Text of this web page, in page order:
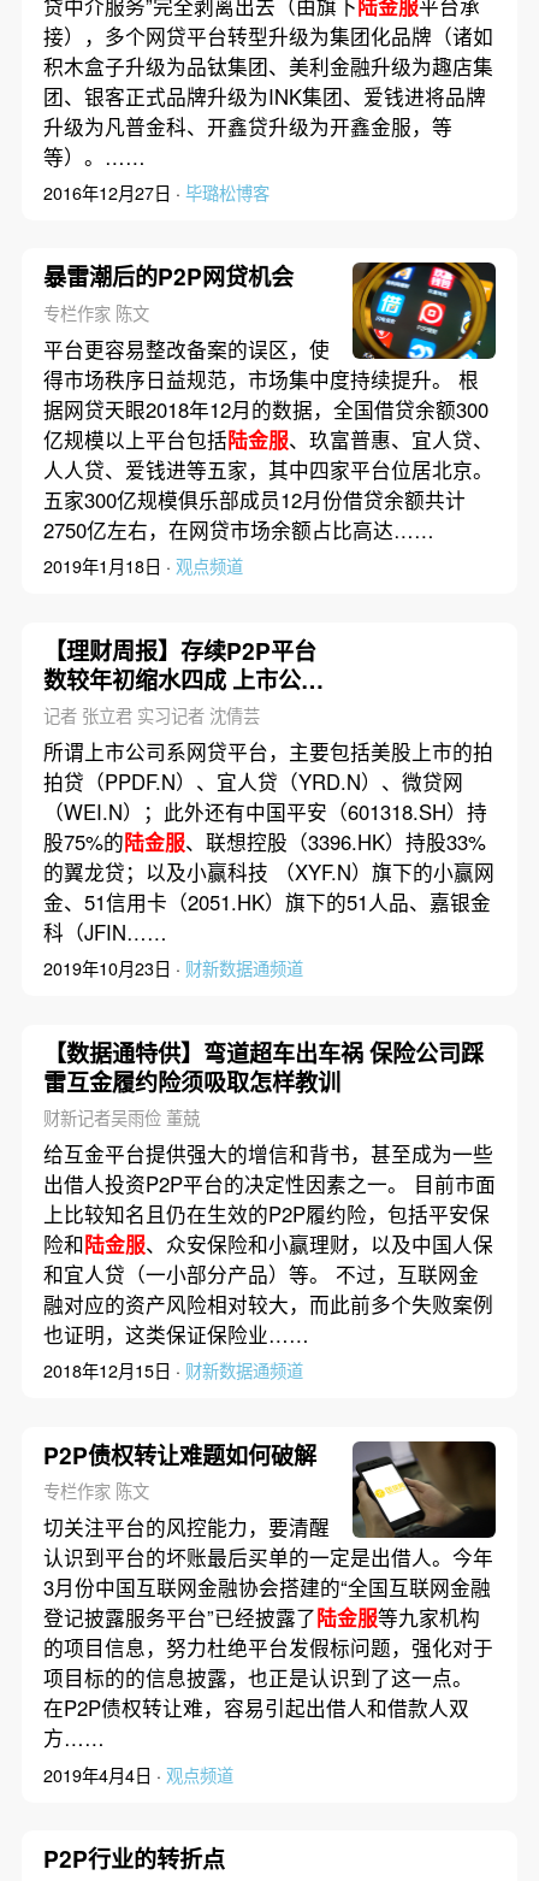
接），多个网贷平台转型升级为集团化品牌（诸如
积木盒子升级为品钛集团、美利金融升级为趣店集
团、银客正式品牌升级为INK集团、爱钱进将品牌
升级为凡普金科、开鑫贷升级为开鑫金服，等
等）。……
2016年12月27日 · 毕璐松博客
暴雷潮后的P2P网贷机会
专栏作家 陈文
平台更容易整改备案的误区，使
得市场秩序日益规范，市场集中度持续提升。 根
据网贷天眼2018年12月的数据，全国借贷余额300
亿规模以上平台包括陆金服、玖富普惠、宜人贷、
人人贷、爱钱进等五家，其中四家平台位居北京。
五家300亿规模俱乐部成员12月份借贷余额共计
2750亿左右，在网贷市场余额占比高达……
2019年1月18日 · 观点频道
【理财周报】存续P2P平台
数较年初缩水四成 上市公司
系网贷平台数量锐减
记者 张立君 实习记者 沈倩芸
所谓上市公司系网贷平台，主要包括美股上市的拍
拍贷（PPDF.N）、宜人贷（YRD.N）、微贷网
（WEI.N）；此外还有中国平安（601318.SH）持
股75%的陆金服、联想控股（3396.HK）持股33%
的翼龙贷；以及小赢科技 （XYF.N）旗下的小赢网
金、51信用卡（2051.HK）旗下的51人品、嘉银金
科（JFIN……
2019年10月23日 · 财新数据通频道
【数据通特供】弯道超车出车祸 保险公司踩
雷互金履约险须吸取怎样教训
财新记者吴雨俭 董兢
给互金平台提供强大的增信和背书，甚至成为一些
出借人投资P2P平台的决定性因素之一。 目前市面
上比较知名且仍在生效的P2P履约险，包括平安保
险和陆金服、众安保险和小赢理财，以及中国人保
和宜人贷（一小部分产品）等。 不过，互联网金
融对应的资产风险相对较大，而此前多个失败案例
也证明，这类保证保险业……
2018年12月15日 · 财新数据通频道
P2P债权转让难题如何破解
专栏作家 陈文
切关注平台的风控能力，要清醒
认识到平台的坏账最后买单的一定是出借人。今年
3月份中国互联网金融协会搭建的“全国互联网金融
登记披露服务平台”已经披露了陆金服等九家机构
的项目信息，努力杜绝平台发假标问题，强化对于
项目标的的信息披露，也正是认识到了这一点。
在P2P债权转让难，容易引起出借人和借款人双
方……
2019年4月4日 · 观点频道
P2P行业的转折点